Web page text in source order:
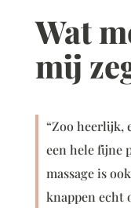
Wat
mij
“Zoo heerlijk,
een hele fijne
massage is
knappen echt